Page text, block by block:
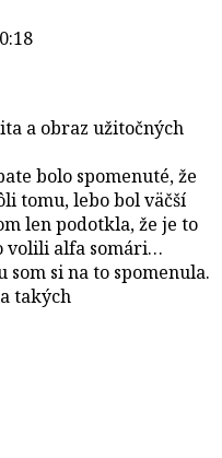
a obraz užitočných
bolo spomenuté, že
tomu, lebo bol väčší
len podotkla, že je to
volili alfa somári…
si na to spomenula.
takých